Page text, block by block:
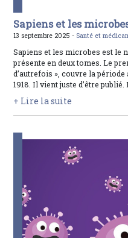
Sapiens et les
13 septembre 2025 - Santé et
Sapiens et les microbes est le
présente en deux tomes. Le
d’autrefois », couvre la période
1918. Il vient juste d’être
+ Lire la suite